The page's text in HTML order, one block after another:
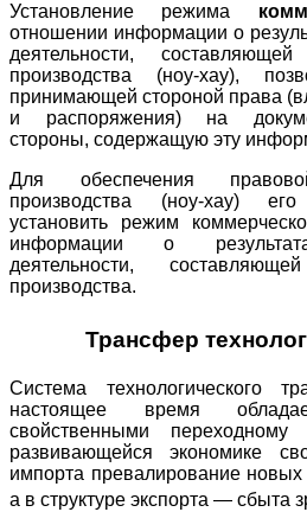
Установление режима
отношении информации о
деятельности,
производства (ноу-хау),
принимающей стороной права
и распоряжения) на
стороны, содержащую эту
Для обеспечения
производства (ноу-хау)
установить режим
информации о
деятельности,
производства.
Трансфер
Система технологического
настоящее время
свойственными
развивающейся экономике
импорта превалирование новых
а в структуре экспорта — сбыта